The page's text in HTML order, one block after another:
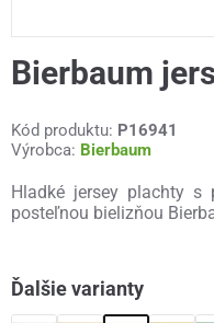
Bierbaum
Kód produktu: P16941
Výrobca: Bierbaum
Hladké jersey plachty s
posteľnou bielizňou
Ďalšie varianty